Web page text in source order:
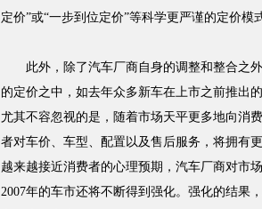
定价”或“一步到位定价”等科学更严谨的定价模
此外，除了汽车厂商自身的调整和整合之外
的定价之中，如去年众多新车在上市之前推出
尤其不容忽视的是，随着市场天平更多地向消
者对车价、车型、配置以及售后服务，将拥有
越来越接近消费者的心理预期，汽车厂商对市
2007年的车市还将不断得到强化。强化的结果